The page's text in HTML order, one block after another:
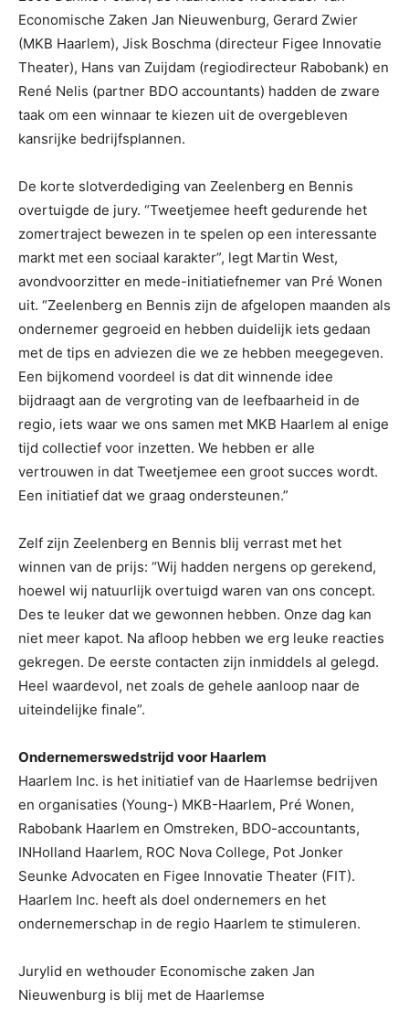
Economische Zaken Jan Nieuwenburg, Gerard Zwier
(MKB Haarlem), Jisk Boschma (directeur Figee Innovatie
Theater), Hans van Zuijdam (regiodirecteur Rabobank) en
René Nelis (partner BDO accountants) hadden de zware
taak om een winnaar te kiezen uit de overgebleven
kansrijke bedrijfsplannen.
De korte slotverdediging van Zeelenberg en Bennis
overtuigde de jury. “Tweetjemee heeft gedurende het
zomertraject bewezen in te spelen op een interessante
markt met een sociaal karakter”, legt Martin West,
avondvoorzitter en mede-initiatiefnemer van Pré Wonen
uit. “Zeelenberg en Bennis zijn de afgelopen maanden als
ondernemer gegroeid en hebben duidelijk iets gedaan
met de tips en adviezen die we ze hebben meegegeven.
Een bijkomend voordeel is dat dit winnende idee
bijdraagt aan de vergroting van de leefbaarheid in de
regio, iets waar we ons samen met MKB Haarlem al enige
tijd collectief voor inzetten. We hebben er alle
vertrouwen in dat Tweetjemee een groot succes wordt.
Een initiatief dat we graag ondersteunen.”
Zelf zijn Zeelenberg en Bennis blij verrast met het
winnen van de prijs: “Wij hadden nergens op gerekend,
hoewel wij natuurlijk overtuigd waren van ons concept.
Des te leuker dat we gewonnen hebben. Onze dag kan
niet meer kapot. Na afloop hebben we erg leuke reacties
gekregen. De eerste contacten zijn inmiddels al gelegd.
Heel waardevol, net zoals de gehele aanloop naar de
uiteindelijke finale”.
Ondernemerswedstrijd voor Haarlem
Haarlem Inc. is het initiatief van de Haarlemse bedrijven
en organisaties (Young-) MKB-Haarlem, Pré Wonen,
Rabobank Haarlem en Omstreken, BDO-accountants,
INHolland Haarlem, ROC Nova College, Pot Jonker
Seunke Advocaten en Figee Innovatie Theater (FIT).
Haarlem Inc. heeft als doel ondernemers en het
ondernemerschap in de regio Haarlem te stimuleren.
Jurylid en wethouder Economische zaken Jan
Nieuwenburg is blij met de Haarlemse